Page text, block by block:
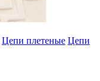
Цепи плетеные Цепи